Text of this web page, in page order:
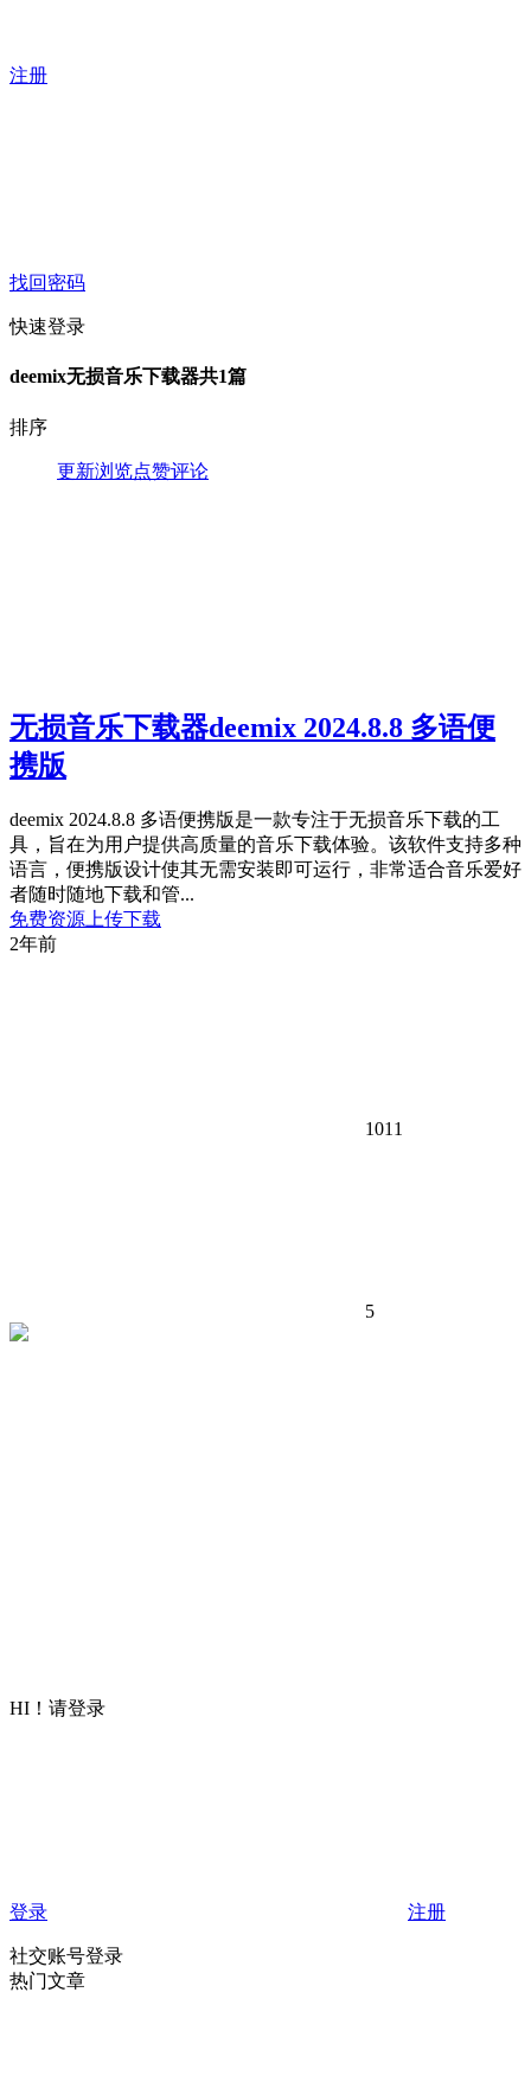
注册
找回密码
快速登录
deemix无损音乐下载器共1篇
排序
更新浏览点赞评论
无损音乐下载器deemix 2024.8.8 多语便
携版
deemix 2024.8.8 多语便携版是一款专注于无损音乐下载的工
具，旨在为用户提供高质量的音乐下载体验。该软件支持多种
语言，便携版设计使其无需安装即可运行，非常适合音乐爱好
者随时随地下载和管...
免费资源 上传下载
2年前
1011
5
HI！请登录
登录 注册
社交账号登录
热门文章